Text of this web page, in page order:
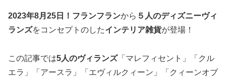
2023年8月25日！フランフランから ５人のディズニーヴィ
ランズをコンセプトのしたインテリア雑貨が登場！
この記事では5人のヴィランズ「マレフィセント」「クル
エラ」「アースラ」「エヴィルクィーン」「クィーンオブ